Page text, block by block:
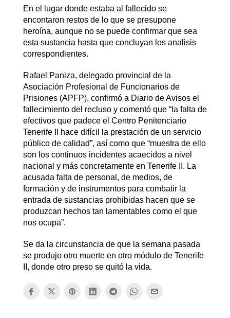
En el lugar donde estaba al fallecido se
encontaron restos de lo que se presupone
heroína, aunque no se puede confirmar que sea
esta sustancia hasta que concluyan los analisis
correspondientes.
Rafael Paniza, delegado provincial de la
Asociación Profesional de Funcionarios de
Prisiones (APFP), confirmó a Diario de Avisos el
fallecimiento del recluso y comentó que “la falta de
efectivos que padece el Centro Penitenciario
Tenerife II hace difícil la prestación de un servicio
público de calidad”, así como que “muestra de ello
son los continuos incidentes acaecidos a nivel
nacional y más concretamente en Tenerife II. La
acusada falta de personal, de medios, de
formación y de instrumentos para combatir la
entrada de sustancias prohibidas hacen que se
produzcan hechos tan lamentables como el que
nos ocupa”.
Se da la circunstancia de que la semana pasada
se produjo otro muerte en otro módulo de Tenerife
II, donde otro preso se quitó la vida.